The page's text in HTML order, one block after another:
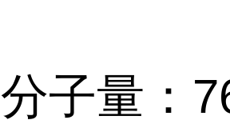
分子量：